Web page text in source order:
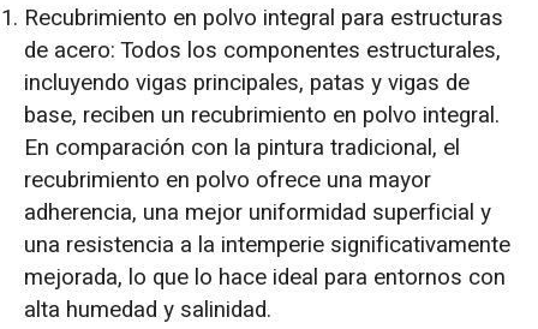
Recubrimiento en polvo integral para estructuras
de acero: Todos los componentes estructurales,
incluyendo vigas principales, patas y vigas de
base, reciben un recubrimiento en polvo integral.
En comparación con la pintura tradicional, el
recubrimiento en polvo ofrece una mayor
adherencia, una mejor uniformidad superficial y
una resistencia a la intemperie significativamente
mejorada, lo que lo hace ideal para entornos con
alta humedad y salinidad.